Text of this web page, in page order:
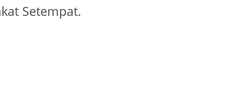
Setempat.